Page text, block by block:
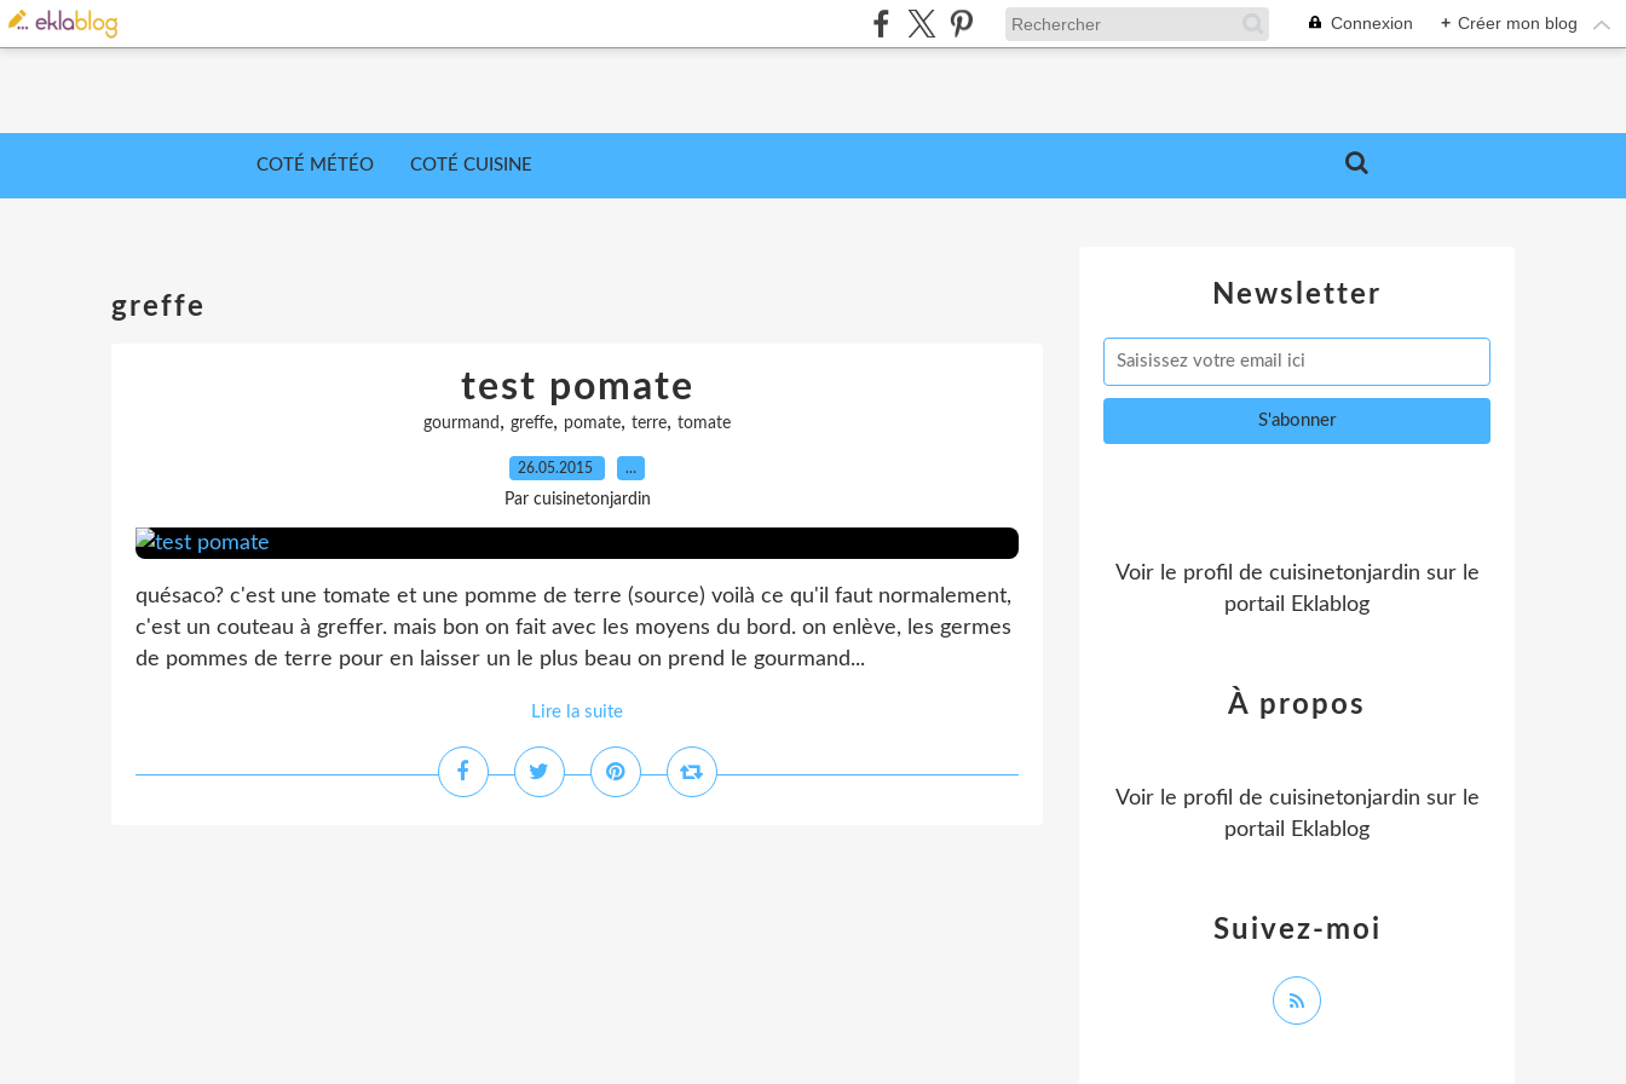
Connexion + Créer mon blog
COTÉ MÉTÉO COTÉ CUISINE
greffe
test pomate
gourmand , greffe, pomate, terre, tomate
26.05.2015 …
Par cuisinetonjardin
quésaco? c'est une tomate et une pomme de terre (source) voilà ce qu'il faut normalement,
c'est un couteau à greffer. mais bon on fait avec les moyens du bord. on enlève, les germes
de pommes de terre pour en laisser un le plus beau on prend le gourmand...
Lire la suite
Newsletter
Voir le profil de cuisinetonjardin sur le
portail Eklablog
Suivez-moi
À propos
Voir le profil de cuisinetonjardin sur le
portail Eklablog